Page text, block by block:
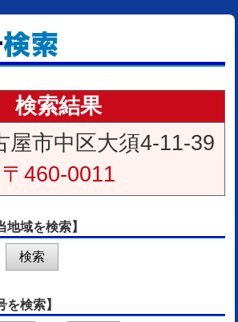
検索結果
屋市中区大須4-11-39
〒460-0011
地域を検索】
を検索】